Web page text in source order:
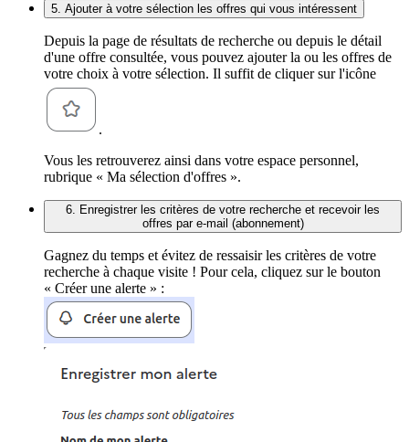
5. Ajouter à votre sélection les offres qui vous intéressent
Depuis la page de résultats de recherche ou depuis le détail
d'une offre consultée, vous pouvez ajouter la ou les offres de
votre choix à votre sélection. Il suffit de cliquer sur l'icône
.
Vous les retrouverez ainsi dans votre espace personnel,
rubrique « Ma sélection d'offres ».
6. Enregistrer les critères de votre recherche et recevoir les
offres par e-mail (abonnement)
Gagnez du temps et évitez de ressaisir les critères de votre
recherche à chaque visite ! Pour cela, cliquez sur le bouton
« Créer une alerte » :